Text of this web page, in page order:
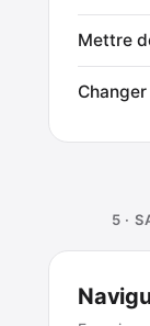
Mettre
5 ·